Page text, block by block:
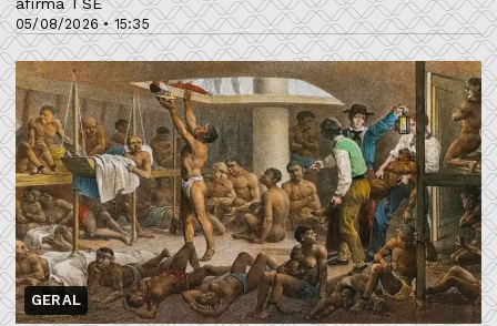
05/08/2026 • 15:35
afirma TSE
GERAL